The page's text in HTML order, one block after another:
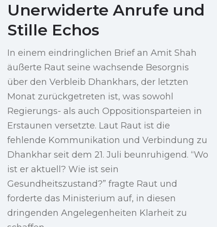
Unerwiderte Anrufe und
Stille Echos
In einem eindringlichen Brief an Amit Shah
äußerte Raut seine wachsende Besorgnis
über den Verbleib Dhankhars, der letzten
Monat zurückgetreten ist, was sowohl
Regierungs- als auch Oppositionsparteien in
Erstaunen versetzte. Laut Raut ist die
fehlende Kommunikation und Verbindung zu
Dhankhar seit dem 21. Juli beunruhigend. “Wo
ist er aktuell? Wie ist sein
Gesundheitszustand?” fragte Raut und
forderte das Ministerium auf, in diesen
dringenden Angelegenheiten Klarheit zu